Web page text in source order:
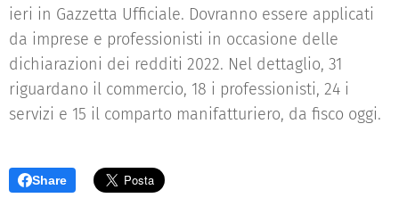
ieri in Gazzetta Ufficiale. Dovranno essere applicati
da imprese e professionisti in occasione delle
dichiarazioni dei redditi 2022. Nel dettaglio, 31
riguardano il commercio, 18 i professionisti, 24 i
servizi e 15 il comparto manifatturiero, da fisco oggi.
Share